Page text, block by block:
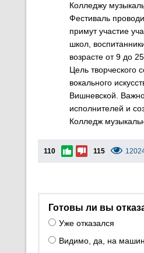
Колледжу
Фестиваль
примут участие
школ,
возрасте от 9 до
Цель творческого
вокального
Вишневской.
исполнителей и
Колледж
110 115
Готовы ли вы
Уже отказался
Видимо, да, на